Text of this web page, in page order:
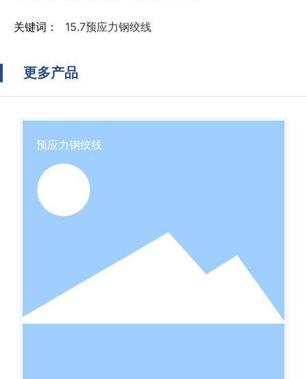
关键词： 15.7预应力钢绞线
更多产品
预应力钢绞线